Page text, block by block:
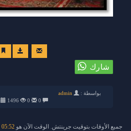
بواسطة :
admin
0
0
1496 09-24-2011 09:28 صباحًا
جميع الأوقات بتوقيت جرينتش. الوقت الآن هو 05:52 صباحًا